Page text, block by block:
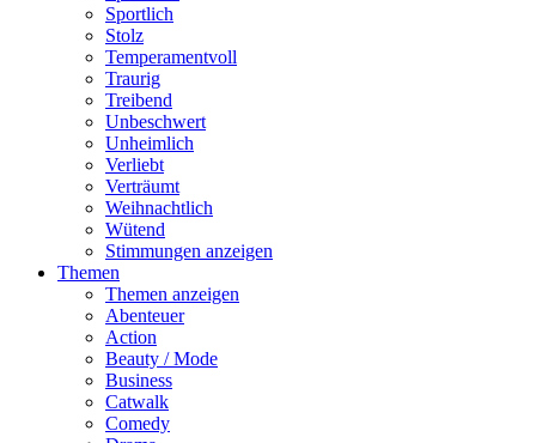
Sportlich
Stolz
Temperamentvoll
Traurig
Treibend
Unbeschwert
Unheimlich
Verliebt
Verträumt
Weihnachtlich
Wütend
Stimmungen anzeigen
Themen
Themen anzeigen
Abenteuer
Action
Beauty / Mode
Business
Catwalk
Comedy